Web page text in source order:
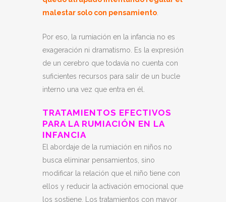
malestar solo con pensamiento
Por eso, la rumiación en la infancia no es
exageración ni dramatismo. Es la expresión
de un cerebro que todavía no cuenta con
suficientes recursos para salir de un bucle
interno una vez que entra en él.
TRATAMIENTOS EFECTIVOS
PARA LA RUMIACIÓN EN LA
INFANCIA
El abordaje de la rumiación en niños no
busca eliminar pensamientos, sino
modificar la relación que el niño tiene con
ellos y reducir la activación emocional que
los sostiene. Los tratamientos con mayor